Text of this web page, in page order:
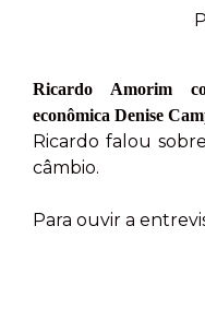
Ricardo Amorim
econômica Denise
Ricardo falou
câmbio.
Para ouvir a